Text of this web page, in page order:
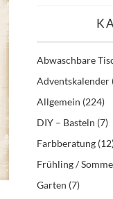
Abwaschbare
Adventskalender
Allgemein (224)
DIY – Basteln (7)
Farbberatung
Frühling /
Garten (7)